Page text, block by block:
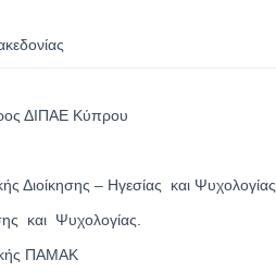
ΔΙΠΑΕ Κύπρου
Διοίκησης – Hγεσίας και Ψυχολογίας.
και Ψυχολογίας.
ΠΑΜΑΚ